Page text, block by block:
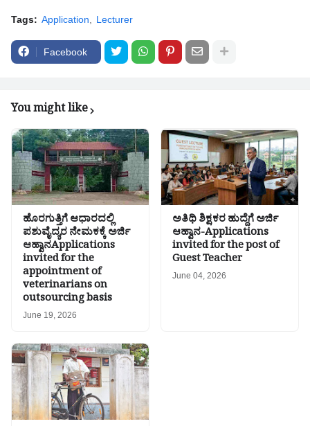
Tags: Application Lecturer
Facebook
You might like
ಹೊರಗುತ್ತಿಗೆ ಆಧಾರದಲ್ಲಿ
ಪಶುವೈದ್ಯರ ನೇಮಕಕ್ಕೆ ಅರ್ಜಿ
ಆಹ್ವಾನApplications
invited for the
appointment of
veterinarians on
outsourcing basis
June 19, 2026
ಅತಿಥಿ ಶಿಕ್ಷಕರ ಹುದ್ದೆಗೆ ಅರ್ಜಿ
ಆಹ್ವಾನ-Applications
invited for the post of
Guest Teacher
June 04, 2026